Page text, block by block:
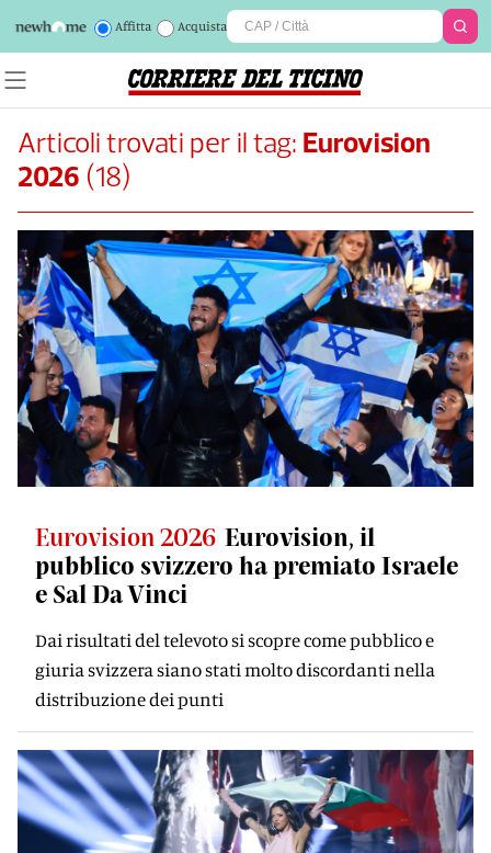
Affitta Acquista
Articoli trovati per il tag: Eurovision
2026 (18)
Eurovision 2026 Eurovision, il
pubblico svizzero ha premiato Israele
e Sal Da Vinci
Dai risultati del televoto si scopre come pubblico e
giuria svizzera siano stati molto discordanti nella
distribuzione dei punti